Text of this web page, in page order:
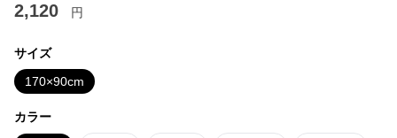
2,120 円
サイズ
170×90cm
カラー